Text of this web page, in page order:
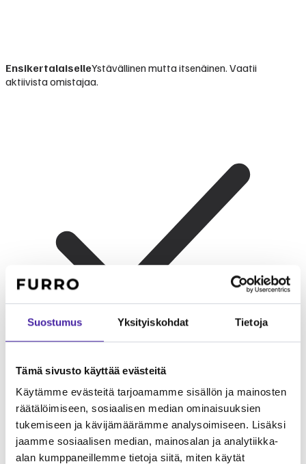
Suostumus Yksityiskohdat Tietoja
Tämä sivusto käyttää evästeitä
Käytämme evästeitä tarjoamamme sisällön ja mainosten
räätälöimiseen, sosiaalisen median ominaisuuksien
tukemiseen ja kävijämäärämme analysoimiseen. Lisäksi
jaamme sosiaalisen median, mainosalan ja analytiikka-
alan kumppaneillemme tietoja siitä, miten käytät
EnsikertalaiselleYstävällinen mutta itsenäinen. Vaatii
aktiivista omistajaa.
LapsiperheelleYstävällinen ja lempeä lasten kanssa.
Erinomainen perhekoira.